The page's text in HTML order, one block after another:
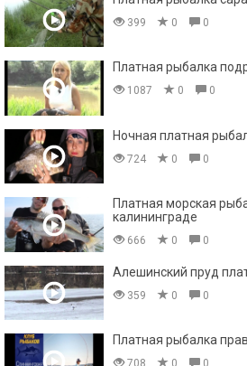
399 0 0
Платная рыбалка
1087 0 0
Ночная платная
724 0 0
Платная морская
калининграде
666 0 0
Алешинский пруд
359 0 0
Платная рыбалка
708 0 0